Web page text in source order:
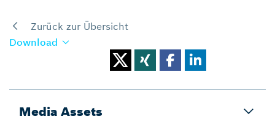
Zurück zur Übersicht
Download
Media Assets